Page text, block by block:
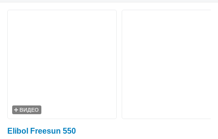
ВИДЕО
Elibol Freesun 550